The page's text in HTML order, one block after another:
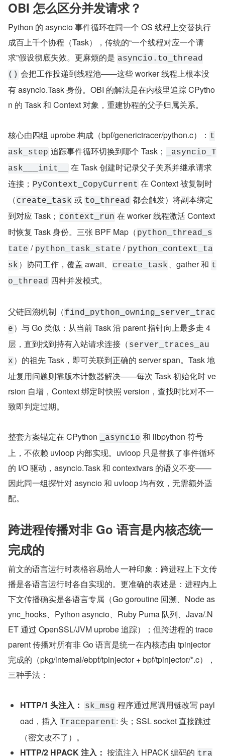
OBI 怎么区分并发请求？
Python 的 asyncio 事件循环在同一个 OS 线程上交替执行
成百上千个协程（Task），传统的“一个线程对应一个请
求”假设彻底失效。更麻烦的是 asyncio.to_thread
() 会把工作投递到线程池——这些 worker 线程上根本没
有 asyncio.Task 身份。OBI 的解法是在内核里追踪 CPytho
n 的 Task 和 Context 对象，重建协程的父子归属关系。
核心由四组 uprobe 构成（bpf/generictracer/python.c）： t
ask_step 追踪事件循环切换到哪个 Task；
_asyncio_T
ask___init__
在 Task 创建时记录父子关系并继承请求
连接； PyContext_CopyCurrent 在 Context 被复制时
（ create_task 或 to_thread 都会触发）将副本绑定
到对应 Task； context_run 在 worker 线程激活 Context
时恢复 Task 身份。三张 BPF Map（ python_thread_s
tate / python_task_state / python_context_ta
sk ）协同工作，覆盖 await、 create_task 、gather 和 t
o_thread 四种并发模式。
父链回溯机制（ find_python_owning_server_trac
e ）与 Go 类似：从当前 Task 沿 parent 指针向上最多走 4
层，直到找到持有入站请求连接（ server_traces_au
x ）的祖先 Task，即可关联到正确的 server span。Task 地
址复用问题则靠版本计数器解决——每次 Task 初始化时 ve
rsion 自增，Context 绑定时快照 version，查找时比对不一
致即判定过期。
整套方案锚定在 CPython _asyncio 和 libpython 符号
上，不依赖 uvloop 内部实现。uvloop 只是替换了事件循环
的 I/O 驱动，asyncio.Task 和 contextvars 的语义不变——
因此同一组探针对 asyncio 和 uvloop 均有效，无需额外适
配。
跨进程传播对非 Go 语言是内核态统一
完成的
前文的语言运行时表格容易给人一种印象：跨进程上下文传
播是各语言运行时各自实现的。更准确的表述是：进程内上
下文传播确实是各语言专属（Go goroutine 回溯、Node as
ync_hooks、Python asyncio、Ruby Puma 队列、Java/.N
ET 通过 OpenSSL/JVM uprobe 追踪）；但跨进程的 trace
parent 传播对所有非 Go 语言是统一在内核态由 tpinjector
完成的（pkg/internal/ebpf/tpinjector + bpf/tpinjector/*.c），
三种手法：
HTTP/1 头注入： sk_msg 程序通过尾调用链改写 payl
oad，插入 Traceparent : 头；SSL socket 直接跳过
（密文改不了）。
HTTP/2 HPACK 注入： 按流注入 HPACK 编码的 tra